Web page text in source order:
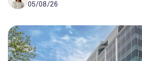
05/08/26